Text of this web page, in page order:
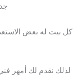
كل بيت له بعض
لذلك نقدم لك أمهر